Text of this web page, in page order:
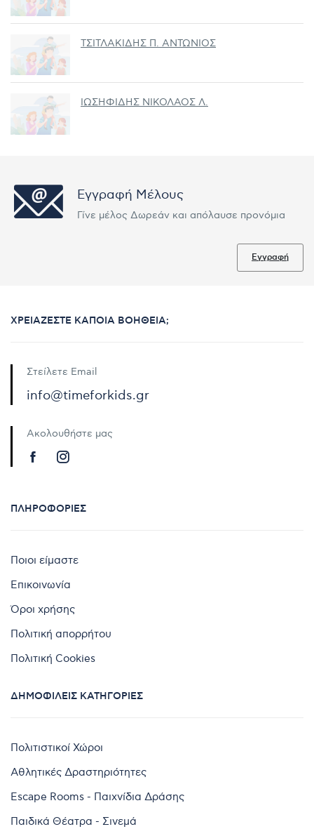
ΤΣΙΤΛΑΚΙΔΗΣ Π. ΑΝΤΩΝΙΟΣ
ΙΩΣΗΦΙΔΗΣ ΝΙΚΟΛΑΟΣ Λ.
Εγγραφή Μέλους
Γίνε μέλος Δωρεάν και απόλαυσε προνόμια
Εγγραφή
ΧΡΕΙΆΖΕΣΤΕ ΚΆΠΟΙΑ ΒΟΉΘΕΙΑ;
Στείλετε Email
info@timeforkids.gr
Ακολουθήστε μας
ΠΛΗΡΟΦΟΡΊΕΣ
Ποιοι είμαστε
Επικοινωνία
Όροι χρήσης
Πολιτική απορρήτου
Πολιτική Cookies
ΔΗΜΟΦΙΛΕΊΣ ΚΑΤΗΓΟΡΊΕΣ
Πολιτιστικοί Χώροι
Αθλητικές Δραστηριότητες
Escape Rooms - Παιχνίδια Δράσης
Παιδικά Θέατρα - Σινεμά